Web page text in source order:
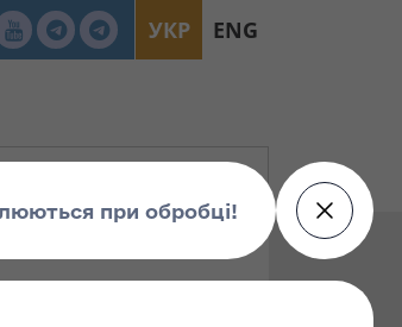
УКР ENG